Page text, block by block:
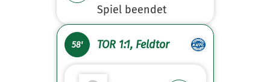
Spiel beendet
58' TOR 1:1, Feldtor